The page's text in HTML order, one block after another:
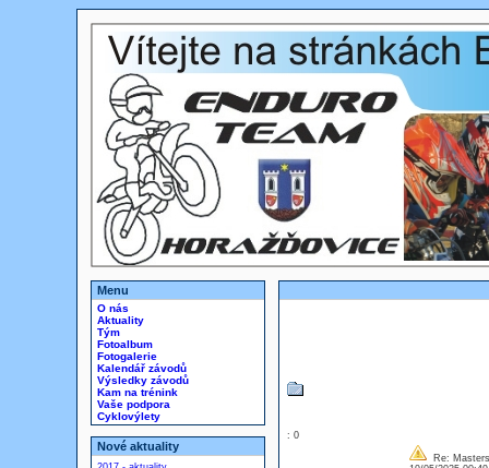
Menu
O nás
Aktuality
Tým
Fotoalbum
Fotogalerie
Kalendář závodů
Výsledky závodů
Kam na trénink
Vaše podpora
Cyklovýlety
Nové aktuality
: 0
Re: